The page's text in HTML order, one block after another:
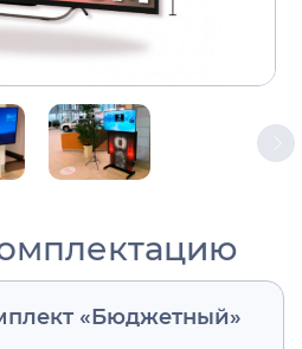
«Бюджетный»